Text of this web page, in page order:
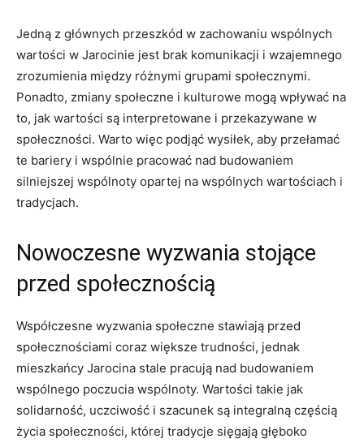
Jedną z głównych⁢ przeszkód ⁣w ‌zachowaniu wspólnych
wartości w Jarocinie⁤ jest brak komunikacji i ⁢wzajemnego
zrozumienia między różnymi grupami społecznymi.⁢
Ponadto, zmiany społeczne⁤ i ⁢kulturowe mogą ​wpływać na
to, jak wartości są interpretowane i ⁢przekazywane w
społeczności. ​Warto więc podjąć wysiłek, aby‌ przełamać
te bariery i ‍wspólnie pracować nad budowaniem
silniejszej ​wspólnoty opartej na wspólnych⁣ wartościach i
tradycjach.
Nowoczesne wyzwania‍ stojące
przed ⁣społecznością
Współczesne wyzwania ⁢społeczne‌ stawiają przed
‌społecznościami ⁢coraz ⁤większe trudności, ‍jednak
mieszkańcy Jarocina‌ stale pracują nad budowaniem
wspólnego poczucia wspólnoty.‌ Wartości takie ⁣jak
solidarność, uczciwość i szacunek są integralną częścią
życia społeczności, której ​tradycje sięgają głęboko